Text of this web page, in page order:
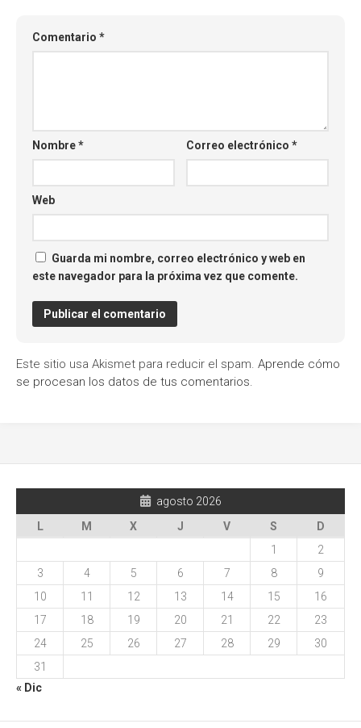
Comentario *
Nombre* Correo electrónico*
Web
Guarda mi nombre, correo electrónico y web en
este navegador para la próxima vez que comente.
Este sitio usa Akismet para reducir el spam. Aprende cómo
se procesan los datos de tus comentarios.
agosto 2026
L
M X J V S
D
1
2
3
4 5 6 7 8
9
10
11 12 13 14 15
16
17
18 19 20 21 22
23
24
25 26 27 28 29
30
31
« Dic